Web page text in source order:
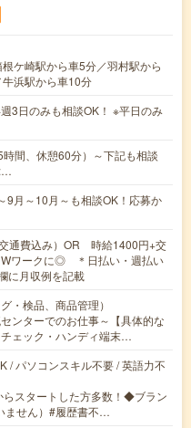
ケ崎駅から車5分／羽村駅から
浜駅から車10分
3日のみも相談OK！ ※平日のみ
間、休憩60分）～下記も相談
9月～10月～も相談OK！応募か
通費込み）OR 時給1400円+交
ワークに◎ ＊日払い・週払い
月収例を記載
・検品、商品管理）
ンターでのお仕事～【具体的な
ェック・ハンディ端末…
/ パソコンスキル不要 / 英語力不
スタートした方多数！◆ブラン
ません）#履歴書不…